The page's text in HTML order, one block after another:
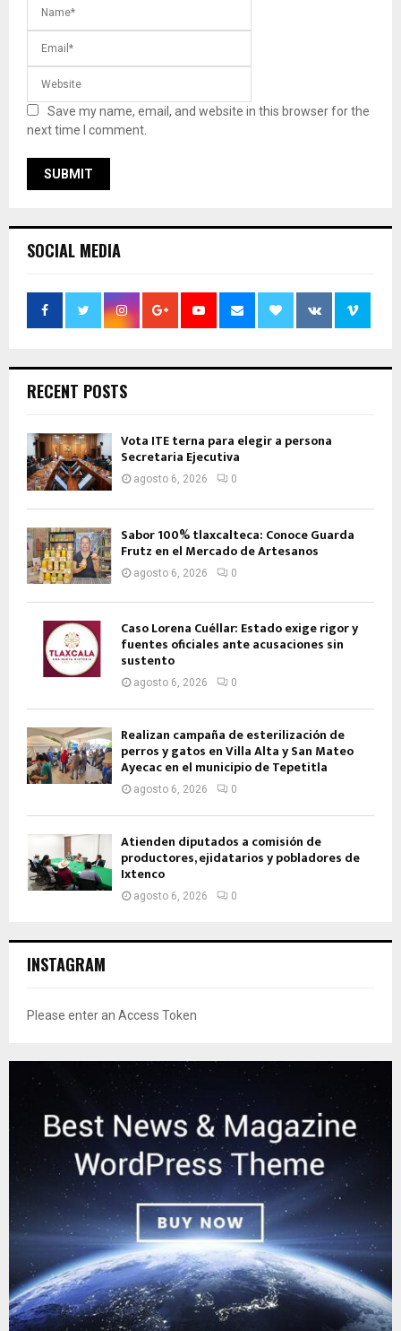
Save my name, email, and website in this browser for the
next time I comment.
SOCIAL MEDIA
RECENT POSTS
Vota ITE terna para elegir a persona
Secretaria Ejecutiva
agosto 6, 2026 0
Sabor 100% tlaxcalteca: Conoce Guarda
Frutz en el Mercado de Artesanos
agosto 6, 2026 0
Caso Lorena Cuéllar: Estado exige rigor y
fuentes oficiales ante acusaciones sin
sustento
agosto 6, 2026 0
Realizan campaña de esterilización de
perros y gatos en Villa Alta y San Mateo
Ayecac en el municipio de Tepetitla
agosto 6, 2026 0
Atienden diputados a comisión de
productores, ejidatarios y pobladores de
Ixtenco
agosto 6, 2026 0
INSTAGRAM
Please enter an Access Token